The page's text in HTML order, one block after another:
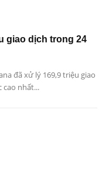
giao dịch trong 24
đã xử lý 169,9 triệu giao
cao nhất...